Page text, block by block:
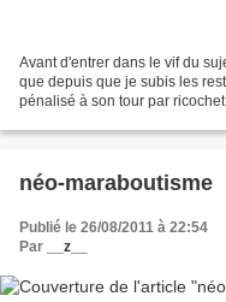
Avant d'entrer dans le vif du
que depuis que je subis les
pénalisé à son tour par
néo-maraboutisme
Publié le 26/08/2011 à 22:54
Par
__z__